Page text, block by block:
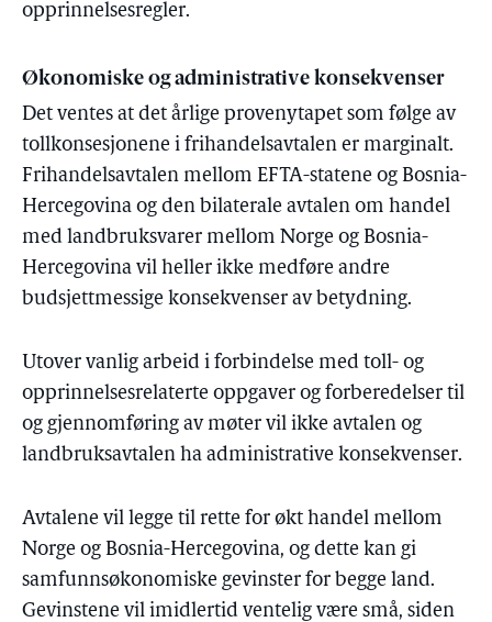
opprinnelsesregler.
Økonomiske og administrative konsekvenser
Det ventes at det årlige provenytapet som følge av
tollkonsesjonene i frihandelsavtalen er marginalt.
Frihandelsavtalen mellom EFTA-statene og Bosnia-
Hercegovina og den bilaterale avtalen om handel
med landbruksvarer mellom Norge og Bosnia-
Hercegovina vil heller ikke medføre andre
budsjettmessige konsekvenser av betydning.
Utover vanlig arbeid i forbindelse med toll- og
opprinnelsesrelaterte oppgaver og forberedelser til
og gjennomføring av møter vil ikke avtalen og
landbruksavtalen ha administrative konsekvenser.
Avtalene vil legge til rette for økt handel mellom
Norge og Bosnia-Hercegovina, og dette kan gi
samfunnsøkonomiske gevinster for begge land.
Gevinstene vil imidlertid ventelig være små, siden